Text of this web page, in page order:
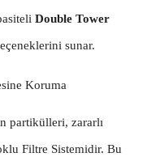
Double Tower
sunar.
Koruma
partikülleri, zararlı
Filtre Sistemidir. Bu